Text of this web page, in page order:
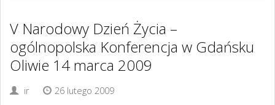
V Narodowy Dzień Życia –
ogólnopolska Konferencja w Gdańsku
Oliwie 14 marca 2009
ir 26 lutego 2009